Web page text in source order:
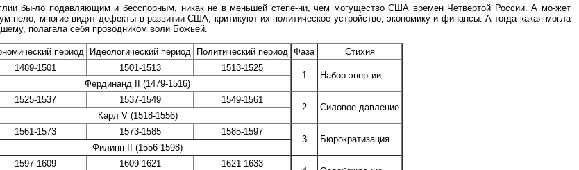
бы-ло подавляющим и бесспорным, никак не в меньшей степе-ни, чем могущество США времен Четвертой России. А мо-жет
нело, многие видят дефекты в развитии США, критикуют их политическое устройство, экономику и финансы. А тогда какая могла
полагала себя проводником воли Божьей.
период Идеологический период Политический период Фаза
Стихия
1489-1501 1501-1513 1513-1525
1
Набор энергии
Фердинанд II (1479-1516)
1525-1537 1537-1549 1549-1561
2
Силовое давление
Карл V (1518-1556)
1561-1573 1573-1585 1585-1597
3
Бюрократизация
Филипп II (1556-1598)
1597-1609 1609-1621 1621-1633